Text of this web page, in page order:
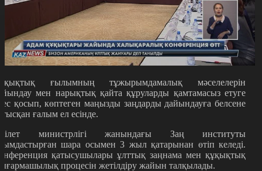
ғылымның тұжырымдамалық мәселелерін
мен нарықтық қайта құруларды қамтамасыз етуге
қосып, көптеген маңызды заңдарды дайындауға белсене
ғалым ел есінде.
министрлігі жанындағы Заң институты
шара осымен 3 жыл қатарынан өтіп келеді.
қатысушылары ұлттық заңнама мен құқықтық
процесін жетілдіру жайын талқылады.